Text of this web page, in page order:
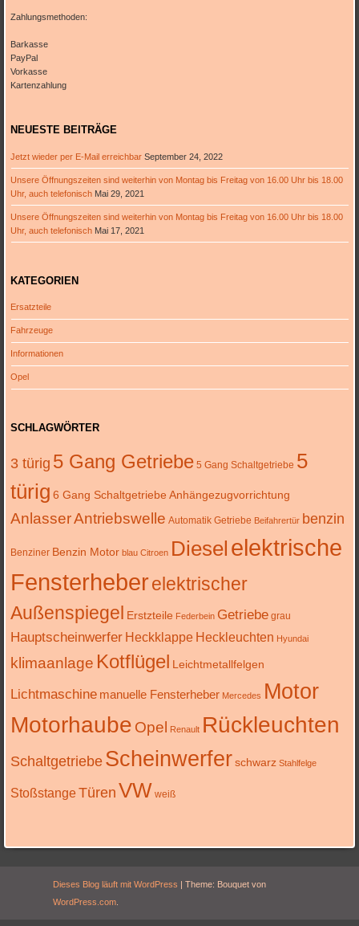
Zahlungsmethoden:
Barkasse
PayPal
Vorkasse
Kartenzahlung
NEUESTE BEITRÄGE
Jetzt wieder per E-Mail erreichbar September 24, 2022
Unsere Öffnungszeiten sind weiterhin von Montag bis Freitag von 16.00 Uhr bis 18.00
Uhr, auch telefonisch Mai 29, 2021
Unsere Öffnungszeiten sind weiterhin von Montag bis Freitag von 16.00 Uhr bis 18.00
Uhr, auch telefonisch Mai 17, 2021
KATEGORIEN
Ersatzteile
Fahrzeuge
Informationen
Opel
SCHLAGWÖRTER
3 türig 5 Gang Getriebe 5 Gang Schaltgetriebe 5
türig 6 Gang Schaltgetriebe Anhängezugvorrichtung
AnlasserAntriebswelle Automatik Getriebe Beifahrertür benzin
Benziner Benzin Motor blau Citroen Diesel elektrische
Fensterheberelektrischer
Außenspiegel Erstzteile Federbein Getriebe grau
Hauptscheinwerfer Heckklappe Heckleuchten Hyundai
klimaanlage Kotflügel Leichtmetallfelgen
Lichtmaschine manuelle Fensterheber Mercedes Motor
Motorhaube Opel Renault Rückleuchten
Schaltgetriebe Scheinwerfer schwarz Stahlfelge
Stoßstange Türen VW weiß
Dieses Blog läuft mit WordPress | Theme: Bouquet von
WordPress.com